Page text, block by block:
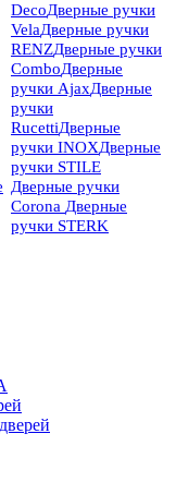
DecoДверные ручки
VelaДверные ручки
RENZДверные ручки
ComboДверные
ручки AjaxДверные
ручки
RucettiДверные
ручки INOXДверные
ручки STILE
Дверные ручки
Corona Дверные
ручки STERK